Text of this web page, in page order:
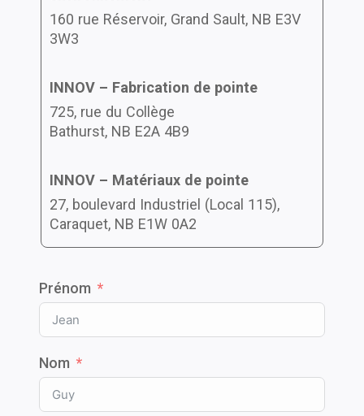
160 rue Réservoir, Grand Sault, NB E3V
3W3
INNOV – Fabrication de pointe
725, rue du Collège
Bathurst, NB E2A 4B9
INNOV – Matériaux de pointe
27, boulevard Industriel (Local 115),
Caraquet, NB E1W 0A2
Prénom
Nom